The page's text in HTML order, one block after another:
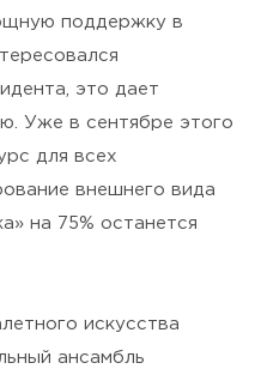
поддержку в
это дает
Уже в сентябре этого
для всех
внешнего вида
на 75% останется
искусства
ансамбль
«Отправить»,